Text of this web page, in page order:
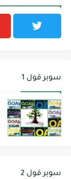
سوبر قول 1
سوبر قول 2